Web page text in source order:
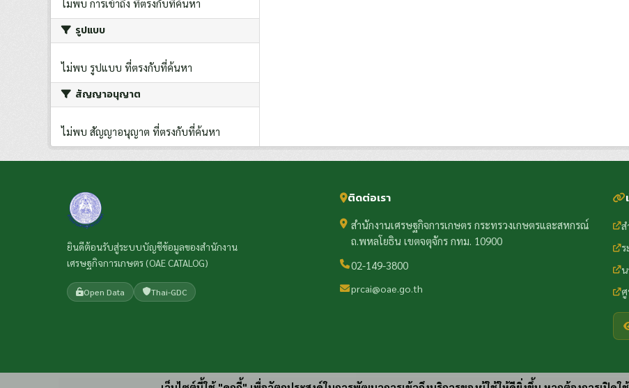
ไม่พบ การเข้าถึง ที่ตรงกับที่ค้นหา
รูปแบบ
ไม่พบ รูปแบบ ที่ตรงกับที่ค้นหา
สัญญาอนุญาต
ไม่พบ สัญญาอนุญาต ที่ตรงกับที่ค้นหา
ยินดีต้อนรับสู่ระบบบัญชีข้อมูลของสำนักงาน
เศรษฐกิจการเกษตร (OAE CATALOG)
Open Data Thai-GDC
ติดต่อเรา
สำนักงานเศรษฐกิจการเกษตร กระทรวงเกษตรและสหกรณ์
ถ.พหลโยธิน เขตจตุจักร กทม. 10900
02-149-3800
prcai@oae.go.th
ส